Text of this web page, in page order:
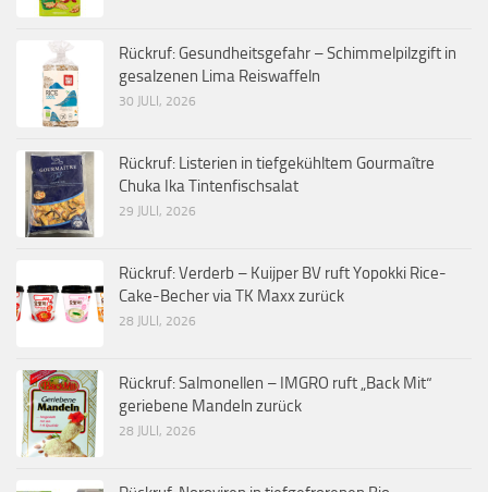
Rückruf: Gesundheitsgefahr – Schimmelpilzgift in
gesalzenen Lima Reiswaffeln
30 JULI, 2026
Rückruf: Listerien in tiefgekühltem Gourmaître
Chuka Ika Tintenfischsalat
29 JULI, 2026
Rückruf: Verderb – Kuijper BV ruft Yopokki Rice-
Cake-Becher via TK Maxx zurück
28 JULI, 2026
Rückruf: Salmonellen – IMGRO ruft „Back Mit“
geriebene Mandeln zurück
28 JULI, 2026